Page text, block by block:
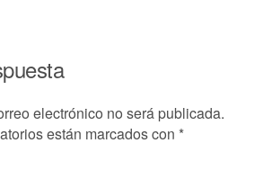
electrónico no será publicada.
están marcados con *